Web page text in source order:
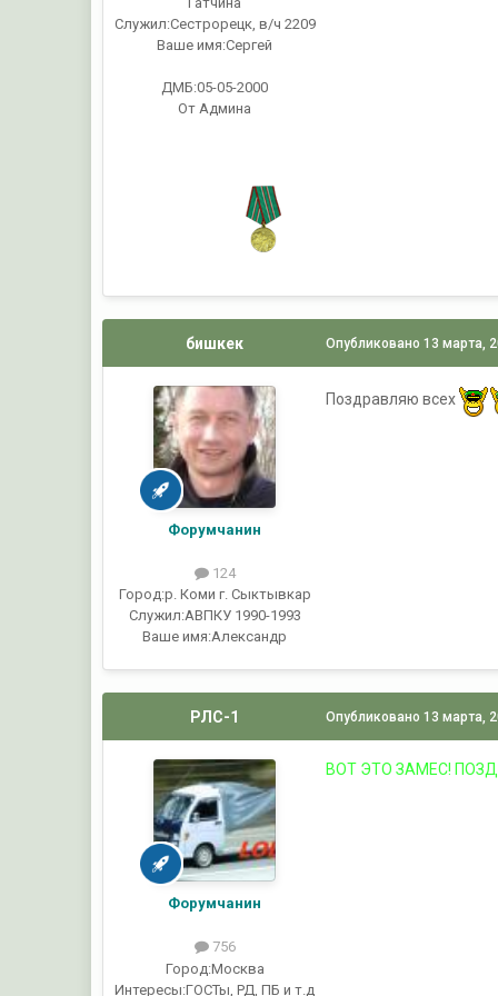
Служил:Сестрорецк, в/ч 2209
Ваше имя:Сергей
ДМБ:05-05-2000
От Админа
бишкек
Форумчанин
124
Город:р. Коми г. Сыктывкар
Служил:АВПКУ 1990-1993
Ваше имя:Александр
Опубликовано13 марта,
Поздравляю всех
РЛС-1
Форумчанин
756
Город:Москва
Интересы:ГОСТы, РД, ПБ и т.д
Опубликовано13 марта,
ВОТ ЭТО ЗАМЕС!